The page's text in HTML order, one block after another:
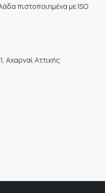
πιστοποιημένα με ISO
Αττικής